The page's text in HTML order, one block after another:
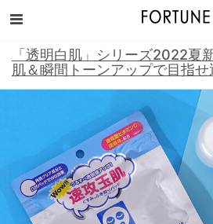
「透明白肌」シリーズ2022夏
肌＆瞬間トーンアップで目指